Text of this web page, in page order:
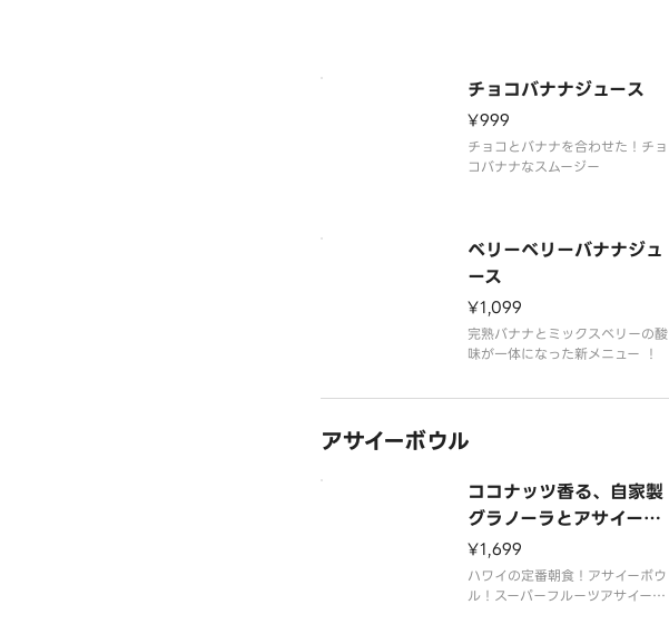
チョコバナナジュース
¥999
チョコとバナナを合わせた！チョ
コバナナなスムージー
ベリーベリーバナナジュ
ース
¥1,099
完熟バナナとミックスベリーの酸
味が一体になった新メニュー ！
アサイーボウル
ココナッツ香る、自家製
グラノーラとアサイーボ
ウル
¥1,699
ハワイの定番朝食！アサイーボウ
ル！スーパーフルーツアサイーと